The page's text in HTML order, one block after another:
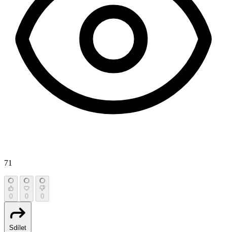
71
0 0 0
Sdílet